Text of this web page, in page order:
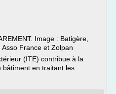
Image : Batigère,
France et Zolpan
(ITE) contribue à la
en traitant les...